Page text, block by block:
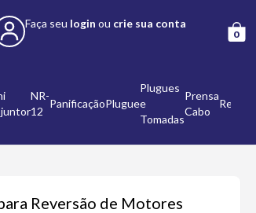
Faça seu login ou crie sua conta
0
NR-
12
PanificaçãoPlugue
Plugues
e
Tomadas
Prensa
Cabo
Reversão de Motores